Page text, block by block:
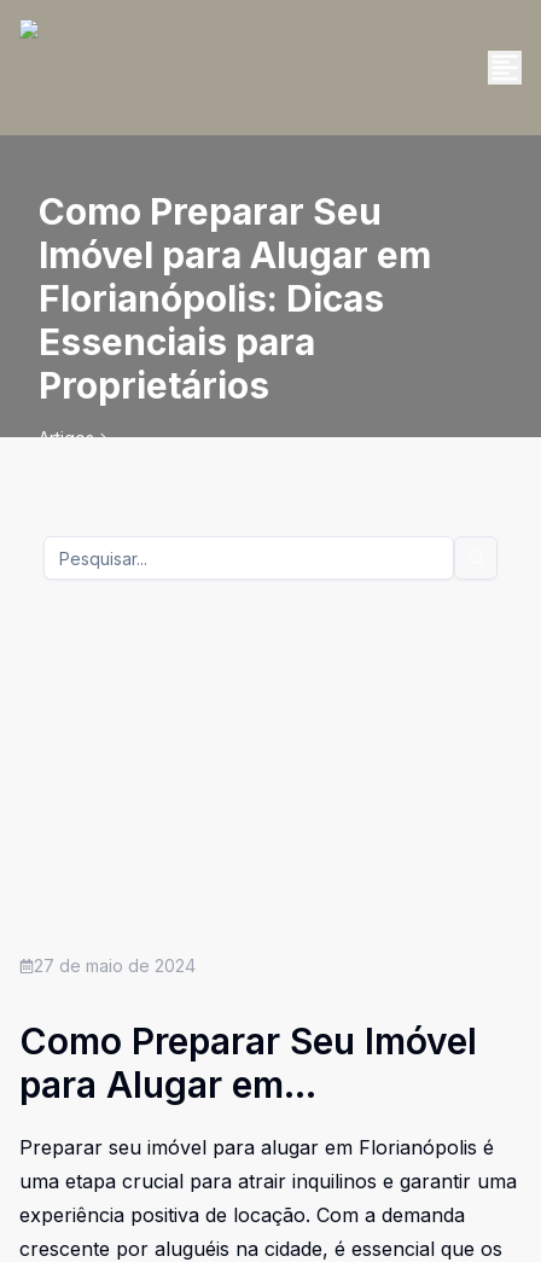
Como Preparar Seu
Imóvel para Alugar em
Florianópolis: Dicas
Essenciais para
Proprietários
Artigos
27 de maio de 2024
Como Preparar Seu Imóvel
para Alugar em
Florianópolis: Dicas
Essenciais para
Proprietários
Preparar seu imóvel para alugar em Florianópolis é
uma etapa crucial para atrair inquilinos e garantir uma
experiência positiva de locação. Com a demanda
crescente por aluguéis na cidade, é essencial que os